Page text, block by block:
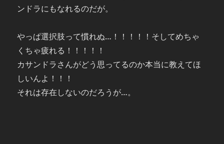
ンドラにもなれるのだが。
やっぱ選択肢って慣れぬ…！！！！！そしてめちゃ
くちゃ疲れる！！！！！
カサンドラさんがどう思ってるのか本当に教えてほ
しいんよ！！！
それは存在しないのだろうが…。